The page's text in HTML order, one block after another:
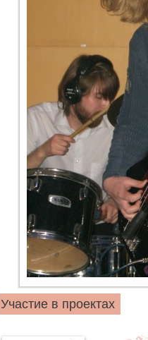
Участие в проектах